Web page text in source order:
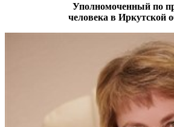
Уполномоченный по
человека в Иркутской